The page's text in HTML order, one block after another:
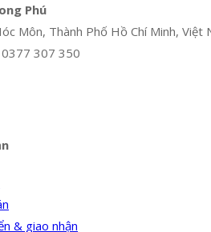
Phú
Môn, Thành Phố Hồ Chí Minh, Việt
307 350
& giao nhận